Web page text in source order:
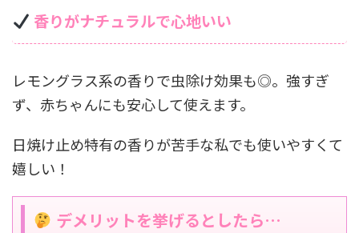
香りがナチュラルで心地いい
レモングラス系の香りで虫除け効果も◎。強すぎ
ず、赤ちゃんにも安心して使えます。
日焼け止め特有の香りが苦手な私でも使いやすくて
嬉しい！
デメリットを挙げるとしたら…